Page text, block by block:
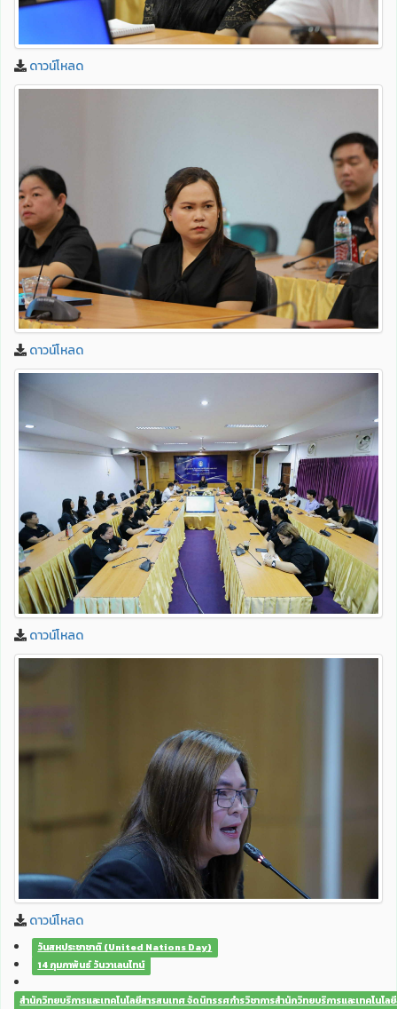
ดาวน์โหลด
ดาวน์โหลด
ดาวน์โหลด
ดาวน์โหลด
วันสหประชาชาติ (United Nations Day)
14 กุมภาพันธ์ วันวาเลนไทน์
สำนักวิทยบริการและเทคโนโลยีสารสนเทศ จัดนิทรรศกำรวิชาการสำนักวิทยบริการและเทคโน